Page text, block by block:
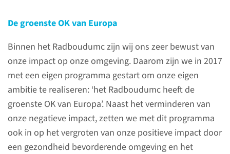
De groenste OK van Europa
Binnen het Radboudumc zijn wij ons zeer bewust van
onze impact op onze omgeving. Daarom zijn we in 2017
met een eigen programma gestart om onze eigen
ambitie te realiseren: ‘het Radboudumc heeft de
groenste OK van Europa’. Naast het verminderen van
onze negatieve impact, zetten we met dit programma
ook in op het vergroten van onze positieve impact door
een gezondheid bevorderende omgeving en het
Contact
Wilt u meer weten over de
Groene OK? Vul dan hier het
contactformulier in.
stuur e-mail